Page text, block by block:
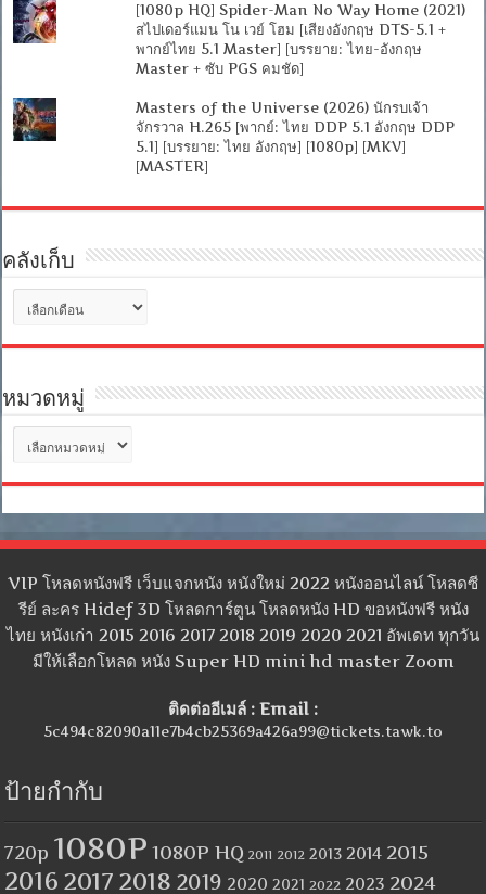
[1080p HQ] Spider-Man No Way Home (2021)
สไปเดอร์แมน โน เวย์ โฮม [เสียงอังกฤษ DTS-5.1 +
พากย์ไทย 5.1 Master] [บรรยาย: ไทย-อังกฤษ
Master + ซับ PGS คมชัด]
Masters of the Universe (2026) นักรบเจ้า
จักรวาล H.265 [พากย์: ไทย DDP 5.1 อังกฤษ DDP
5.1] [บรรยาย: ไทย อังกฤษ] [1080p] [MKV]
[MASTER]
คลังเก็บ
คลัง
เก็บ
หมวดหมู่
หมวด
หมู่
VIP โหลดหนังฟรี เว็บแจกหนัง หนังใหม่ 2022 หนังออนไลน์ โหลดซี
รีย์ ละคร Hidef 3D โหลดการ์ตูน โหลดหนัง HD ขอหนังฟรี หนัง
ไทย หนังเก่า 2015 2016 2017 2018 2019 2020 2021 อัพเดท ทุกวัน
มีให้เลือกโหลด หนัง Super HD mini hd master Zoom
ติดต่ออีเมล์ : Email :
5c494c82090a11e7b4cb25369a426a99@tickets.tawk.to
ป้ายกำกับ
720p 1080P 1080P HQ 2011 2012 2013 2014 2015
2016 2017 2018 2019 2020 2021 2022 2023 2024